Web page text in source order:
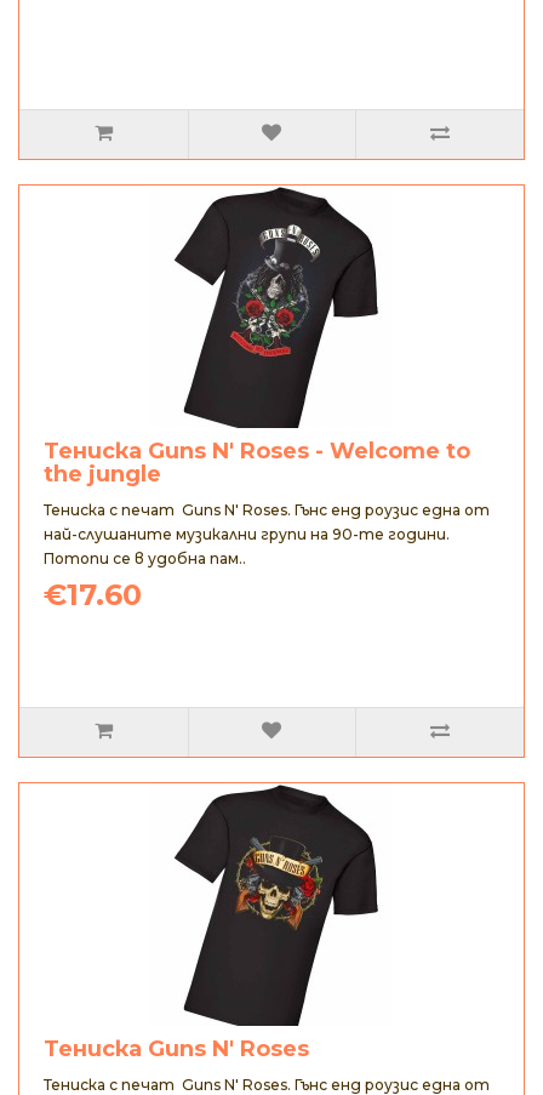
Тениска Guns N' Roses - Welcome to
the jungle
Тениска с печат Guns N' Roses. Гънс енд роузис една от
най-слушаните музикални групи на 90-те години.
Потопи се в удобна пам..
€17.60
Тениска Guns N' Roses
Тениска с печат Guns N' Roses. Гънс енд роузис една от